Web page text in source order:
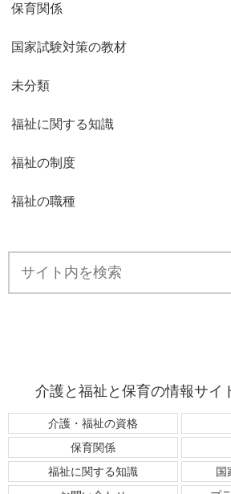
保育関係
国家試験対策の教材
未分類
福祉に関する知識
福祉の制度
福祉の職種
介護と福祉と保育の情報サ
介護・福祉の資格
保育関係
福祉に関する知識
国